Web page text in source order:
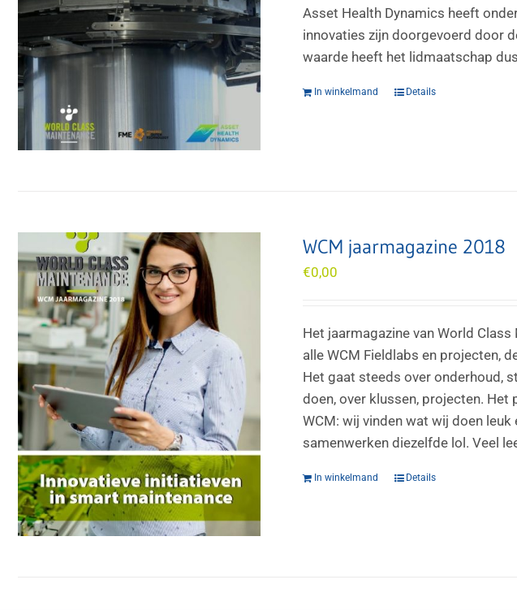
Asset Health Dynamics heeft
innovaties zijn doorgevoerd door
waarde heeft het lidmaatschap
In winkelmand Details
WCM jaarmagazine 2018
€0,00
Het jaarmagazine van World
alle WCM Fieldlabs en projecten,
Het gaat steeds over onderhoud,
doen, over klussen, projecten. Het
WCM: wij vinden wat wij doen
samenwerken diezelfde lol. Veel
In winkelmand Details